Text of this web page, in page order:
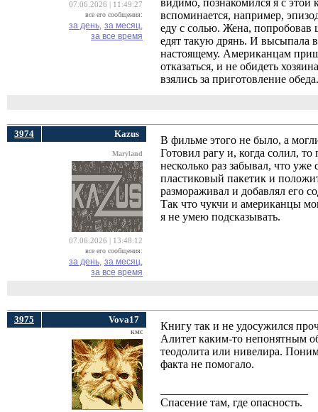
07.06.2026 | 11:49:27
все его сообщения:
за день, за месяц,
за все время
видимо, познакомился я с
вспоминается, например,
еду с солью. Жена,
едят такую дрянь. И высыпала
настоящему. Американцам
отказаться, и не обидеть
взялись за приготовление обеда.
3974 Kazus
Maryland
07.06.2026 | 13:48:12
все его сообщения:
за день, за месяц,
за все время
В фильме этого не было, а
Готовил рагу и, когда солил,
несколько раз забывал, что
пластиковый пакетик и
размораживал и добавлял его
Так что чукчи и американцы
я не умею подсказывать.
3975 Vova17
кмс
Книгу так и не удосужился
Алитет каким-то непонятным
теодолита или нивелира.
факта не помогало.
Спасение там, где опасность.